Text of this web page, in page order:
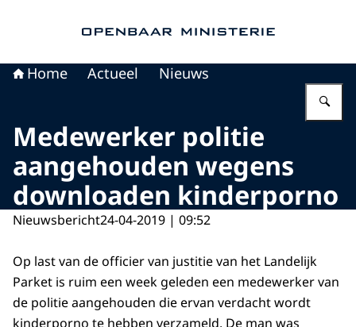
Home Actueel Nieuws
Medewerker politie
aangehouden wegens
downloaden kinderporno
Nieuwsbericht24-04-2019 | 09:52
Op last van de officier van justitie van het Landelijk
Parket is ruim een week geleden een medewerker van
de politie aangehouden die ervan verdacht wordt
kinderporno te hebben verzameld. De man was